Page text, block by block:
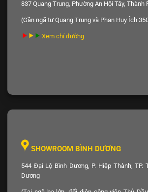
837 Quang Trung, Phường An Hội Tây, Thành
(Gần ngã tư Quang Trung và Phan Huy Ích
Xem chỉ đường
SHOWROOM BÌNH DƯƠNG
544 Đại Lộ Bình Dương, P. Hiệp Thành, TP.
Dương